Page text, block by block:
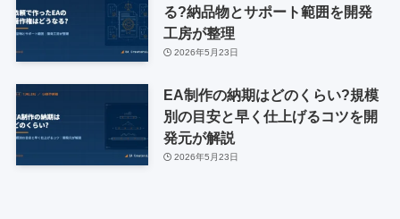
る?納品物とサポート範囲を開発
工房が整理
2026年5月23日
EA制作の納期はどのくらい?規模
別の目安と早く仕上げるコツを開
発元が解説
2026年5月23日